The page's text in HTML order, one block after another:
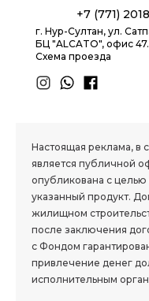
+7 (771) 2018
г. Нур-Султан, ул.
БЦ "ALCATO", офис 47.
Схема проезда
Настоящая реклама, в
является публичной
опубликована с
указанный продукт.
жилищном
после заключения
с Фондом
привлечение денег
исполнительным